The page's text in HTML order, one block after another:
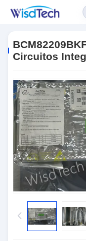
Ethernet Circuitos
Circuitos